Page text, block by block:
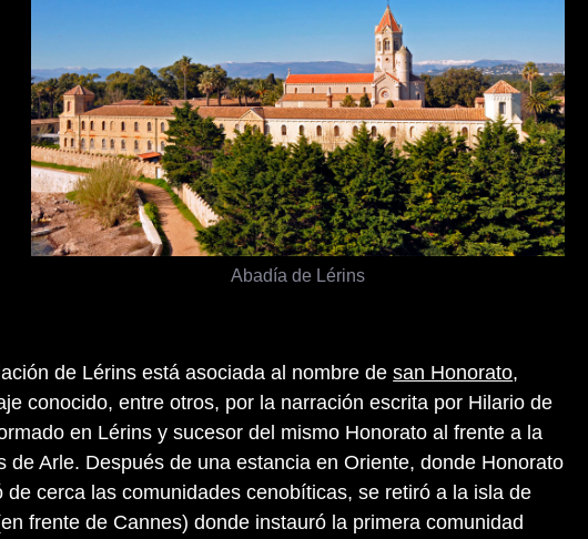
Abadía de Lérins
de Lérins está asociada al nombre desan Honorato,
conocido, entre otros, por la narración escrita por Hilario de
en Lérins y sucesor del mismo Honorato al frente a la
de Arle. Después de una estancia en Oriente, donde Honorato
de cerca las comunidades cenobíticas, se retiró a la isla de
frente de Cannes) donde instauró la primera comunidad